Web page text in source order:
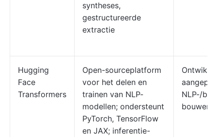
syntheses,
gestructureerde
extractie
Hugging
Face
Transformers
Open-sourceplatform
voor het delen en
trainen van NLP-
modellen; ondersteunt
PyTorch, TensorFlow
en JAX; inferentie-
NLP-/
bouwen